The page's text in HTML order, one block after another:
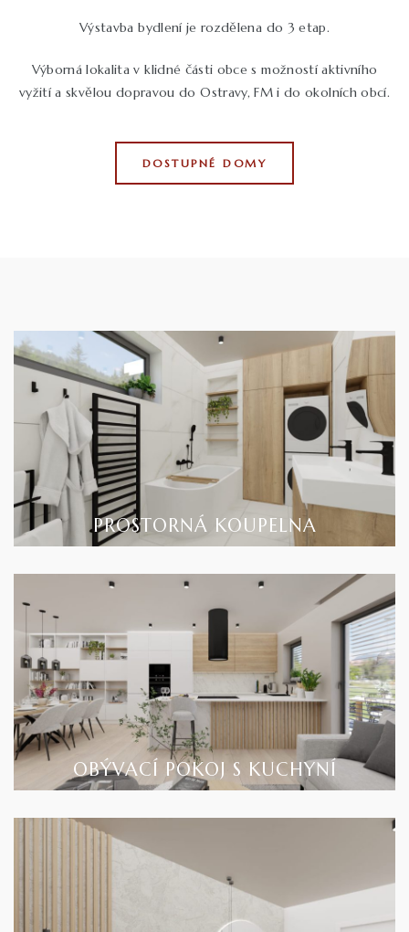
Výstavba bydlení je rozdělena do 3 etap.
Výborná lokalita v klidné části obce s možností aktivního
vyžití a skvělou dopravou do Ostravy, FM i do okolních obcí.
DOSTUPNÉ DOMY
PROSTORNÁ KOUPELNA
OBÝVACÍ POKOJ S KUCHYNÍ